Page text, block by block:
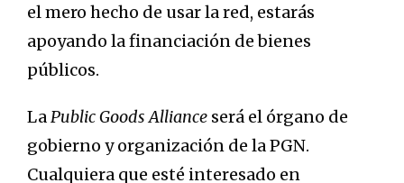
el mero hecho de usar la red, estarás
apoyando la financiación de bienes
públicos.
LaPublic Goods Alliance será el órgano de
gobierno y organización de la PGN.
Cualquiera que esté interesado en